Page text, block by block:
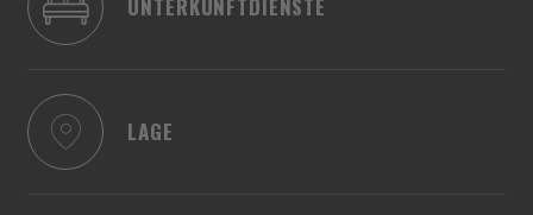
UNTERKUNFTDIENSTE
LAGE